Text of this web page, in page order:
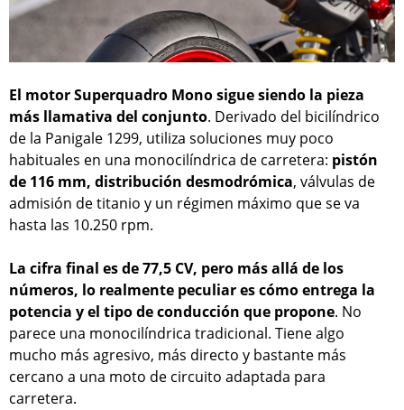
El motor Superquadro Mono sigue siendo la pieza
más llamativa del conjunto. Derivado del bicilíndrico
de la Panigale 1299, utiliza soluciones muy poco
habituales en una monocilíndrica de carretera: pistón
de 116 mm, distribución desmodrómica, válvulas de
admisión de titanio y un régimen máximo que se va
hasta las 10.250 rpm.
La cifra final es de 77,5 CV, pero más allá de los
números, lo realmente peculiar es cómo entrega la
potencia y el tipo de conducción que propone. No
parece una monocilíndrica tradicional. Tiene algo
mucho más agresivo, más directo y bastante más
cercano a una moto de circuito adaptada para
carretera.